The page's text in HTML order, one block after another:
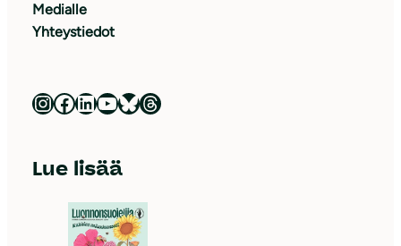
Medialle
Yhteystiedot
Luonnonsuojeluliitto Instagramissa Luonnonsuojeluliitto Facebookissa Luonnonsuojeluliitto LinkedInissä Luonnonsuojeluliiton YouTube-kanava Luonnonsuojeluliitto Blueskyssa Luonnonsuojeluliitto Threadsissa
Lue lisää